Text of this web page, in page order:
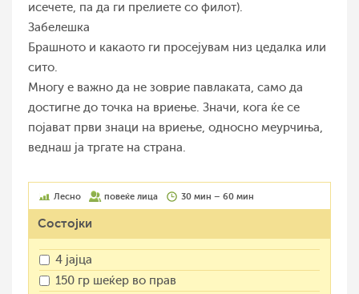
исечете, па да ги прелиете со филот).
Забелешка
Брашното и какаото ги просејувам низ цедалка или
сито.
Многу е важно да не зоврие павлаката, само да
достигне до точка на вриење. Значи, кога ќе се
појават први знаци на вриење, односно меурчиња,
веднаш ја тргате на страна.
Лесно повеќе лица 30 мин – 60 мин
Состојки
4 јајца
150 гр шеќер во прав